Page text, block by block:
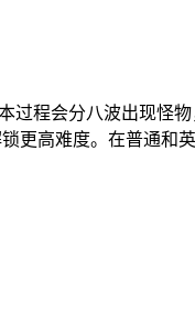
程会分八波出现怪
更高难度。在普通和